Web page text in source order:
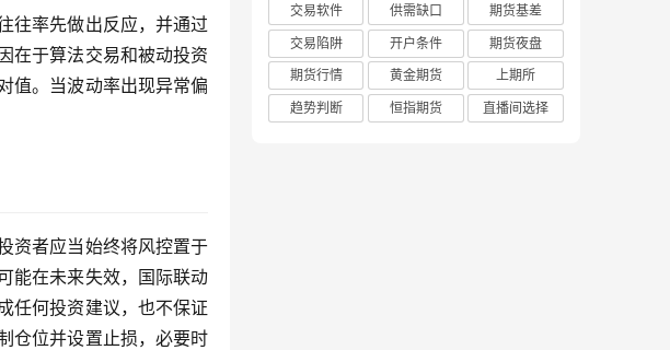
往率先做出反应，并通过
在于算法交易和被动投资
值。当波动率出现异常偏
资者应当始终将风控置于
能在未来失效，国际联动
任何投资建议，也不保证
仓位并设置止损，必要时
交易软件
供需缺口
期货基差
交易陷阱
开户条件
期货夜盘
期货行情
黄金期货
上期所
趋势判断
恒指期货 直播间选择